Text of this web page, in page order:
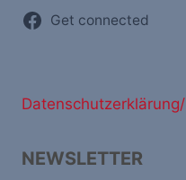
Get connected
NEWSLETTER